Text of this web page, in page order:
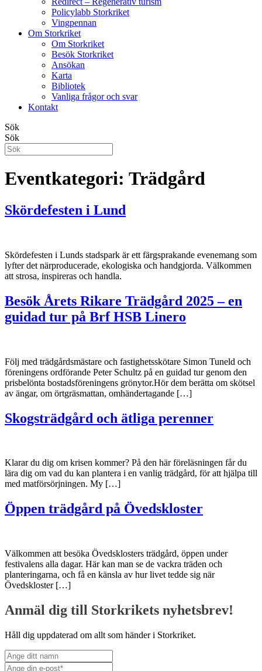
Policylabb Storkriket
Vingpennan
Om Storkriket
Om Storkriket
Besök Storkriket
Ansökan
Karta
Bibliotek
Vanliga frågor och svar
Kontakt
Sök
Sök
Eventkategori: Trädgård
Skördefesten i Lund
Skördefesten i Lunds stadspark är ett färgsprakande evenemang som
lyfter det närproducerade, ekologiska och handgjorda. Välkommen
att strosa, inspireras och handla.
Besök Årets Rikare Trädgård 2025 – en
guidad tur på Brf HSB Linero
Följ med trädgårdsmästare och fastighetsskötare Simon Tuneld och
föreningens ordförande Peter Schultz på en guidad tur genom den
prisbelönta bostadsföreningens grönytor.Hör dem berätta om skötsel
av ängar, om örtgräsmattan, omhändertagande […]
Skogsträdgård och ätliga perenner
Klarar du dig om krisen kommer? På den här föreläsningen får du
lära dig om vad du kan plantera i en vanlig trädgård, för att hjälpa till
med matförsörjningen. My […]
Öppen trädgård på Övedskloster
Välkommen att besöka Övedsklosters trädgård, öppen under
festivalens alla dagar. Här kan man se de vackra träden och
planteringarna, och få en känsla av hur livet tedde sig när
Övedskloster […]
Anmäl dig till Storkrikets nyhetsbrev!
Håll dig uppdaterad om allt som händer i Storkriket.